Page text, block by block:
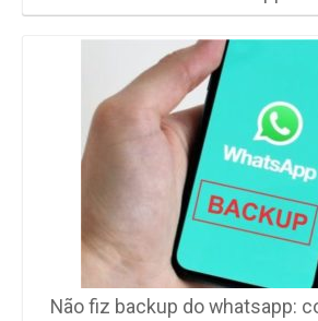
Não fiz backup do whatsapp: